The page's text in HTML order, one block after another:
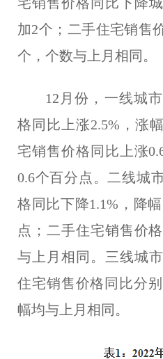
加2个；二手住宅销售
个，个数与上月相同。
12月份，一线城
格同比上涨2.5%，涨
宅销售价格同比上涨
0.6个百分点。二线城
格同比下降1.1%，降
点；二手住宅销售价
与上月相同。三线城
住宅销售价格同比分
幅均与上月相同。